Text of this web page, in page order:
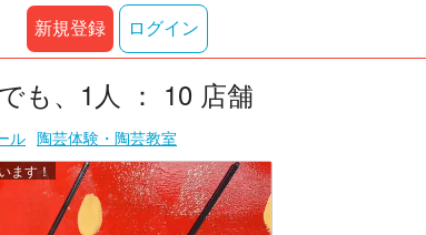
新規登録 ログイン
も、1人 ： 10 店舗
ル 陶芸体験・陶芸教室
ます！